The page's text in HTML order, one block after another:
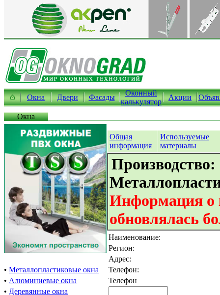
Окна Двери Фасады
Оконный
калькулятор
Акции
Окна
• Металлопластиковые окна
• Алюминиевые окна
• Деревянные окна
Общая
информация
Используемые
материалы
Производство:
Информация о
обновлялась
Наименование:
Регион:
Адрес:
Телефон:
Телефон